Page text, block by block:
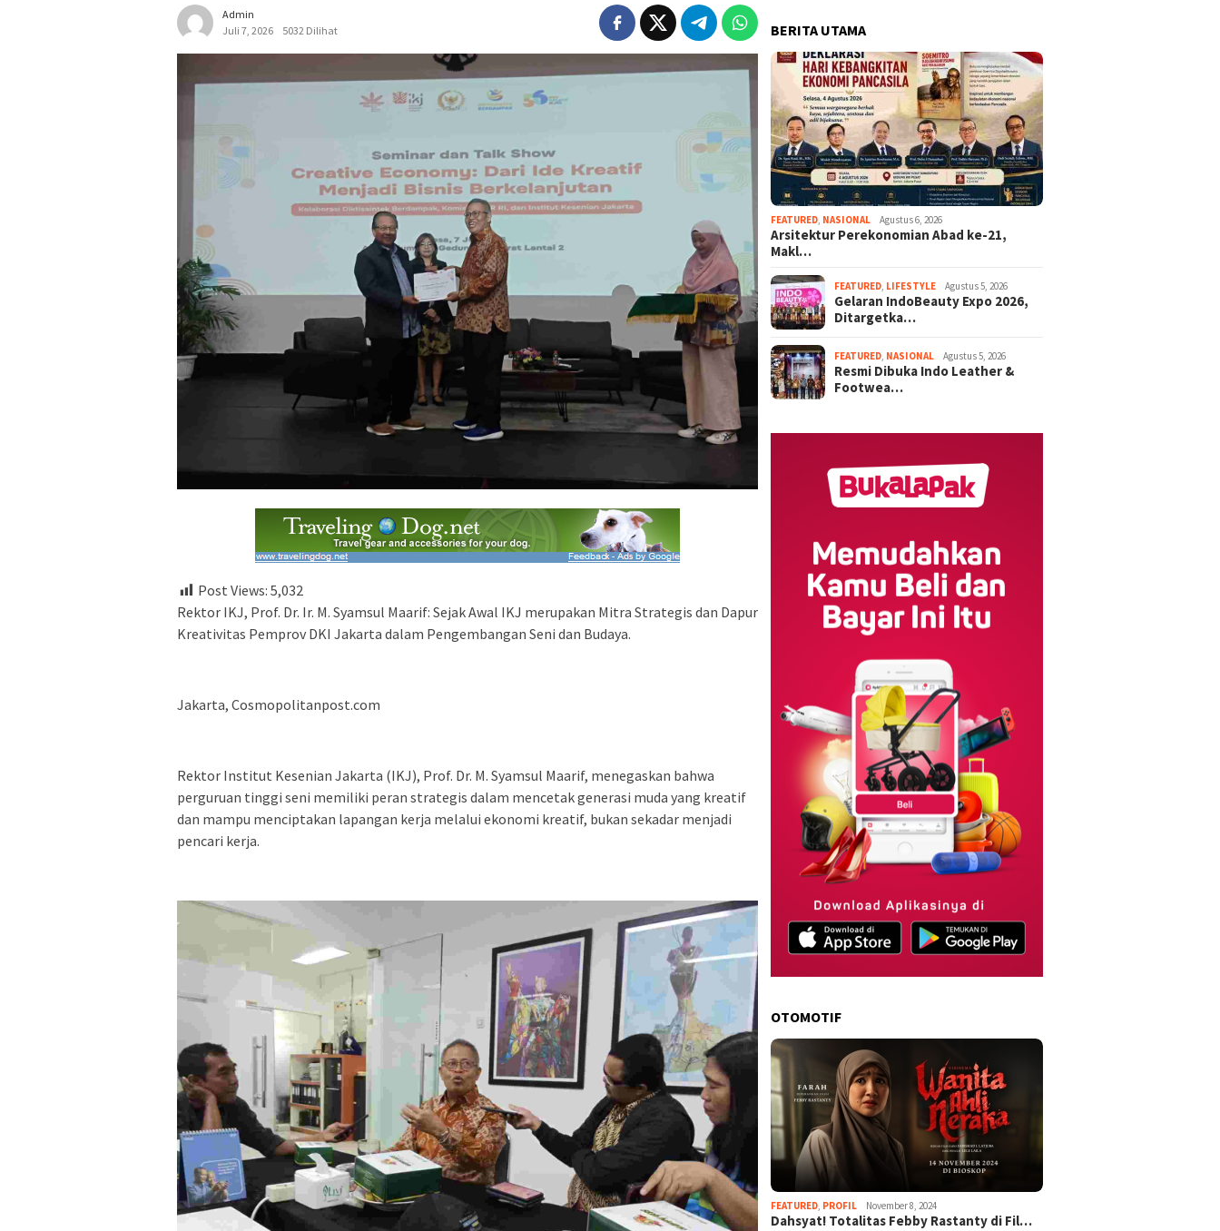
Admin
Juli 7, 2026
5032 Dilihat
Post Views: 5,032
Rektor IKJ, Prof. Dr. Ir. M. Syamsul Maarif: Sejak Awal IKJ merupakan Mitra Strategis dan Dapur
Kreativitas Pemprov DKI Jakarta dalam Pengembangan Seni dan Budaya.
Jakarta, Cosmopolitanpost.com
Rektor Institut Kesenian Jakarta (IKJ), Prof. Dr. M. Syamsul Maarif, menegaskan bahwa
perguruan tinggi seni memiliki peran strategis dalam mencetak generasi muda yang kreatif
dan mampu menciptakan lapangan kerja melalui ekonomi kreatif, bukan sekadar menjadi
pencari kerja.
BERITA UTAMA
FEATURED, NASIONAL Agustus 6, 2026
Arsitektur Perekonomian Abad ke-21,
Makl…
FEATURED, LIFESTYLE Agustus 5, 2026
Gelaran IndoBeauty Expo 2026,
Ditargetka…
FEATURED, NASIONAL Agustus 5, 2026
Resmi Dibuka Indo Leather &
Footwea…
OTOMOTIF
FEATURED, PROFIL November 8, 2024
Dahsyat! Totalitas Febby Rastanty di Fil…